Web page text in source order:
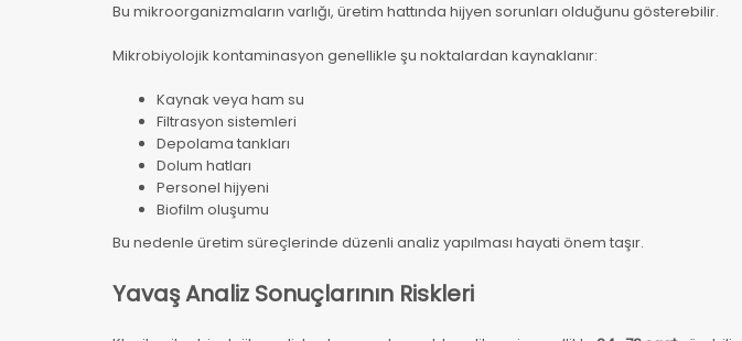
Bu mikroorganizmaların varlığı, üretim hattında hijyen sorunları olduğunu gösterebilir.
Mikrobiyolojik kontaminasyon genellikle şu noktalardan kaynaklanır:
Kaynak veya ham su
Filtrasyon sistemleri
Depolama tankları
Dolum hatları
Personel hijyeni
Biofilm oluşumu
Bu nedenle üretim süreçlerinde düzenli analiz yapılması hayati önem taşır.
Yavaş Analiz Sonuçlarının Riskleri